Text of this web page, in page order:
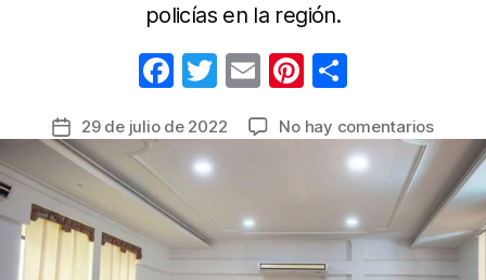
policías en la región.
F
c
e
b
o
T
itt
E
ail
Pi
er m
p
ar
tir
Fecha
de
entrada
29 de julio de 2022 No hay comentariosen
de
800
ante
paro